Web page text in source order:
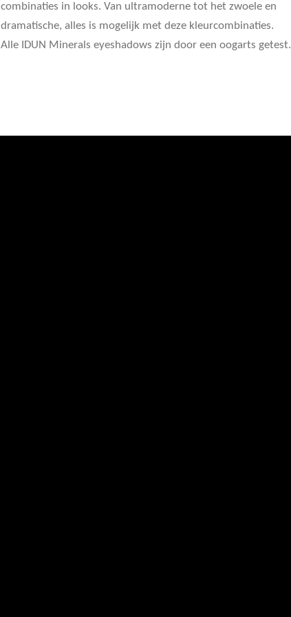
combinaties in looks. Van ultramoderne tot het zwoele en
dramatische, alles is mogelijk met deze kleurcombinaties.
Alle IDUN Minerals eyeshadows zijn door een oogarts getest.